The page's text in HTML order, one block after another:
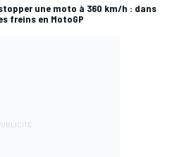
une moto à 360 km/h : dans
freins en MotoGP